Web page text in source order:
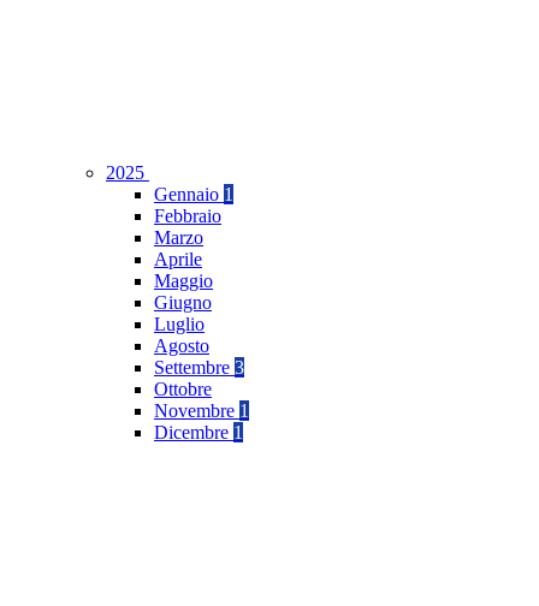
2025
Gennaio 1
Febbraio
Marzo
Aprile
Maggio
Giugno
Luglio
Agosto
Settembre 3
Ottobre
Novembre 1
Dicembre 1